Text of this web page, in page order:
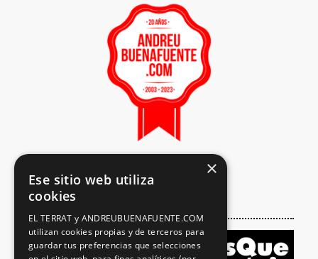
×
Ese sitio web utiliza
cookies
EL TERRAT y ANDREUBUENAFUENTE.COM
utilizan cookies propias y de terceros para
guardar tus preferencias que selecciones